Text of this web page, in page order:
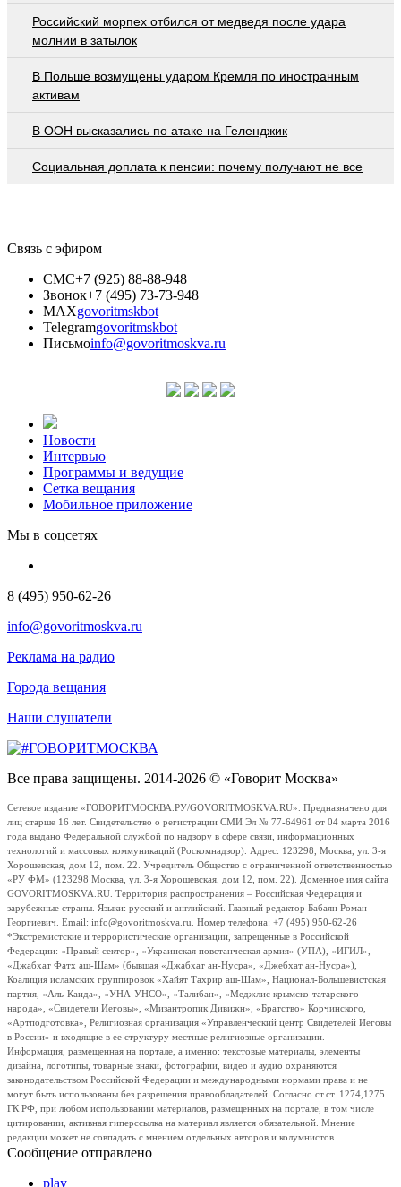
Российский морпех отбился от медведя после удара
молнии в затылок
В Польше возмущены ударом Кремля по иностранным
активам
В ООН высказались по атаке на Геленджик
Социальная доплата к пенсии: почему получают не все
Связь с эфиром
СМС+7 (925) 88-88-948
Звонок+7 (495) 73-73-948
MAXgovoritmskbot
Telegramgovoritmskbot
Письмоinfo@govoritmoskva.ru
Новости
Интервью
Программы и ведущие
Сетка вещания
Мобильное приложение
Мы в соцсетях
8 (495) 950-62-26
info@govoritmoskva.ru
Реклама на радио
Города вещания
Наши слушатели
Все права защищены. 2014-2026 © «Говорит Москва»
Сетевое издание «ГОВОРИТМОСКВА.РУ/GOVORITMOSKVA.RU». Предназначено для
лиц старше 16 лет. Свидетельство о регистрации СМИ Эл № 77-64961 от 04 марта 2016
года выдано Федеральной службой по надзору в сфере связи, информационных
технологий и массовых коммуникаций (Роскомнадзор). Адрес: 123298, Москва, ул. 3-я
Хорошевская, дом 12, пом. 22. Учредитель Общество с ограниченной ответственностью
«РУ ФМ» (123298 Москва, ул. 3-я Хорошевская, дом 12, пом. 22). Доменное имя сайта
GOVORITMOSKVA.RU. Территория распространения – Российская Федерация и
зарубежные страны. Языки: русский и английский. Главный редактор Бабаян Роман
Георгиевич. Email: info@govoritmoskva.ru. Номер телефона: +7 (495) 950-62-26
*Экстремистские и террористические организации, запрещенные в Российской
Федерации: «Правый сектор», «Украинская повстанческая армия» (УПА), «ИГИЛ»,
«Джабхат Фатх аш-Шам» (бывшая «Джабхат ан-Нусра», «Джебхат ан-Нусра»),
Коалиция исламских группировок «Хайят Тахрир аш-Шам», Национал-Большевистская
партия, «Аль-Каида», «УНА-УНСО», «Талибан», «Меджлис крымско-татарского
народа», «Свидетели Иеговы», «Мизантропик Дивижн», «Братство» Корчинского,
«Артподготовка», Религиозная организация «Управленческий центр Свидетелей Иеговы
в России» и входящие в ее структуру местные религиозные организации.
Информация, размещенная на портале, а именно: текстовые материалы, элементы
дизайна, логотипы, товарные знаки, фотографии, видео и аудио охраняются
законодательством Российской Федерации и международными нормами права и не
могут быть использованы без разрешения правообладателей. Согласно ст.ст. 1274,1275
ГК РФ, при любом использовании материалов, размещенных на портале, в том числе
цитировании, активная гиперссылка на материал является обязательной. Мнение
редакции может не совпадать с мнением отдельных авторов и колумнистов.
Сообщение отправлено
play